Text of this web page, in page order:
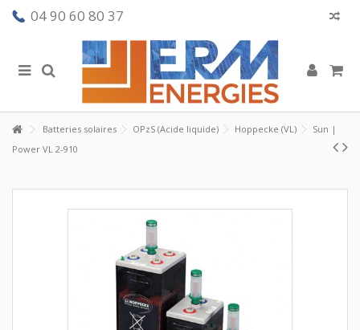
04 90 60 80 37
Batteries solaires OPzS (Acide liquide) Hoppecke (VL)
Sun |
Power VL 2-910